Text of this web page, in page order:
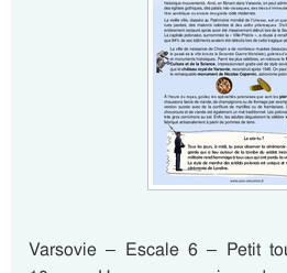
Varsovie – Escale 6 – Petit